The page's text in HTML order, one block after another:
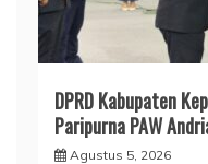
DPRD Kabupaten
Paripurna PAW
Agustus 5, 2026